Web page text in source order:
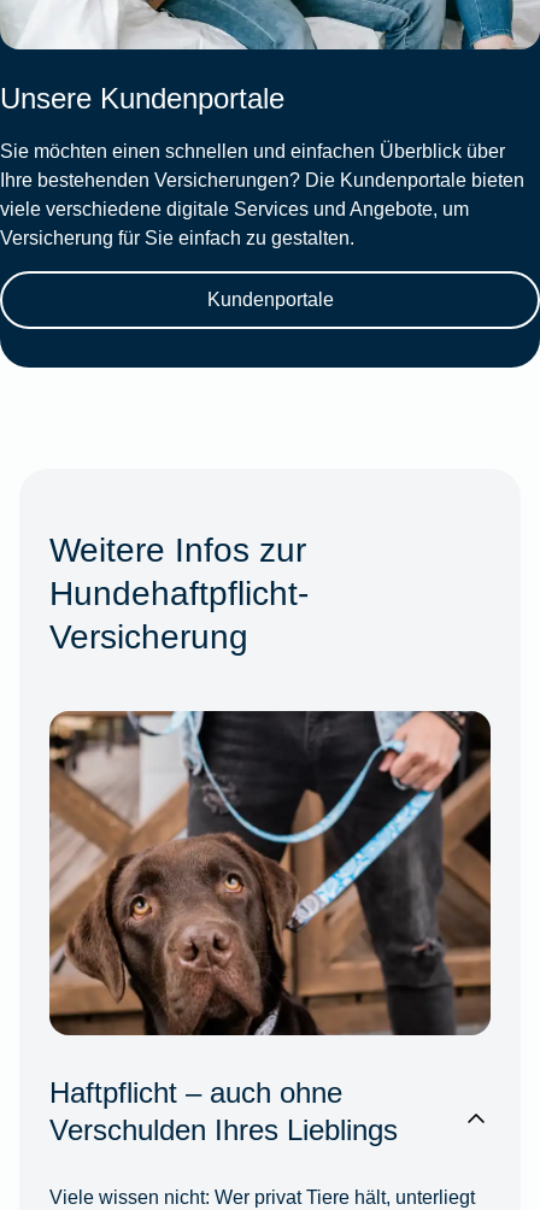
Unsere Kundenportale
Sie möchten einen schnellen und einfachen Überblick über
Ihre bestehenden Versicherungen? Die Kundenportale bieten
viele verschiedene digitale Services und Angebote, um
Versicherung für Sie einfach zu gestalten.
Kundenportale
Weitere Infos zur
Hundehaftpflicht-
Versicherung
Haftpflicht – auch ohne
Verschulden Ihres Lieblings
Viele wissen nicht: Wer privat Tiere hält, unterliegt